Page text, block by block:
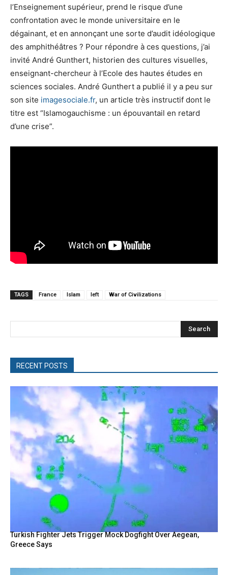
l’Enseignement supérieur, prend le risque d’une
confrontation avec le monde universitaire en le
dégainant, et en annonçant une sorte d’audit idéologique
des amphithéâtres ? Pour répondre à ces questions, j’ai
invité André Gunthert, historien des cultures visuelles,
enseignant-chercheur à l’Ecole des hautes études en
sciences sociales. André Gunthert a publié il y a peu sur
son site imagesociale.fr, un article très instructif dont le
titre est “Islamogauchisme : un épouvantail en retard
d’une crise”.
TAGS France Islam left War of Civilizations
Search
RECENT POSTS
Turkish Fighter Jets Trigger Mock Dogfight Over Aegean,
Greece Says